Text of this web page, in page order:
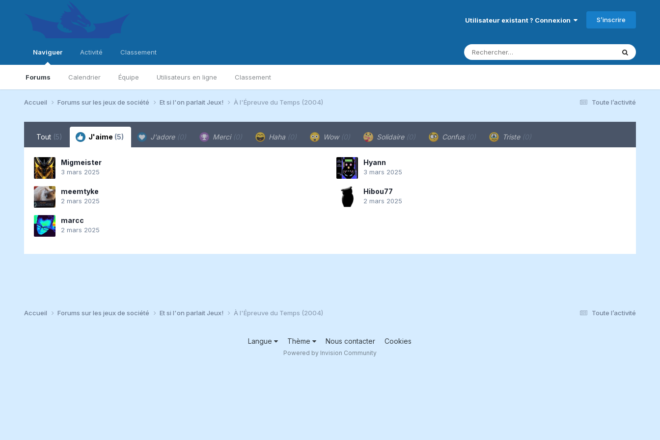
Utilisateur existant ? Connexion S’inscrire
Naviguer
Forums Calendrier Équipe Utilisateurs en ligne Classement
Activité Classement
Toute l’activité
Accueil Forums sur les jeux de société Et si l'on parlait Jeux! À l'Épreuve du Temps (2004)
Tout (5) J'aime (5) J'adore (0) Merci (0) Haha (0) Wow (0) Solidaire (0) Confus (0) Triste (0)
Migmeister
3 mars 2025
Hyann
3 mars 2025
meemtyke
2 mars 2025
Hibou77
2 mars 2025
marcc
2 mars 2025
Toute l’activité
Accueil Forums sur les jeux de société Et si l'on parlait Jeux! À l'Épreuve du Temps (2004)
Langue Thème Nous contacter Cookies
Powered by Invision Community